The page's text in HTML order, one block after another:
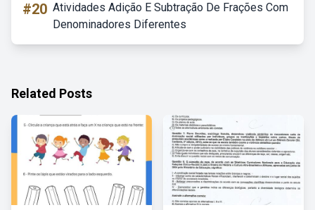
#20 Atividades Adição E Subtração De Frações Com
Denominadores Diferentes
Related Posts